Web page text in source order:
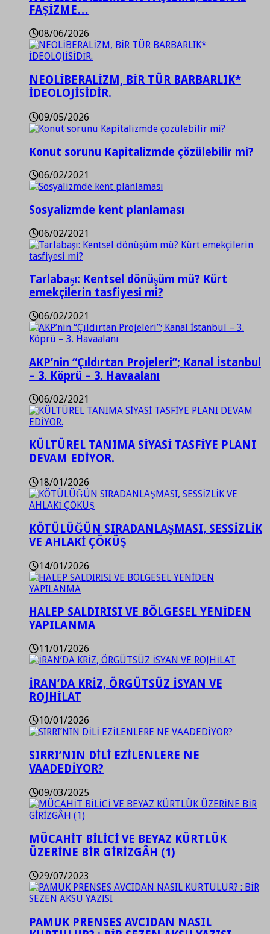
FAŞİZME…
08/06/2026
NEOLİBERALİZM, BİR TÜR BARBARLIK*
İDEOLOJİSİDİR.
09/05/2026
Konut sorunu Kapitalizmde çözülebilir mi?
06/02/2021
Sosyalizmde kent planlaması
06/02/2021
Tarlabaşı: Kentsel dönüşüm mü? Kürt
emekçilerin tasfiyesi mi?
06/02/2021
AKP’nin “Çıldırtan Projeleri”; Kanal İstanbul
– 3. Köprü – 3. Havaalanı
06/02/2021
KÜLTÜREL TANIMA SİYASİ TASFİYE PLANI
DEVAM EDİYOR.
18/01/2026
KÖTÜLÜĞÜN SIRADANLAŞMASI, SESSİZLİK
VE AHLAKİ ÇÖKÜŞ
14/01/2026
HALEP SALDIRISI VE BÖLGESEL YENİDEN
YAPILANMA
11/01/2026
İRAN’DA KRİZ, ÖRGÜTSÜZ İSYAN VE
ROJHİLAT
10/01/2026
SIRRI’NIN DİLİ EZİLENLERE NE
VAADEDİYOR?
09/03/2025
MÜCAHİT BİLİCİ VE BEYAZ KÜRTLÜK
ÜZERİNE BİR GİRİZGÂH (1)
29/07/2023
PAMUK PRENSES AVCIDAN NASIL